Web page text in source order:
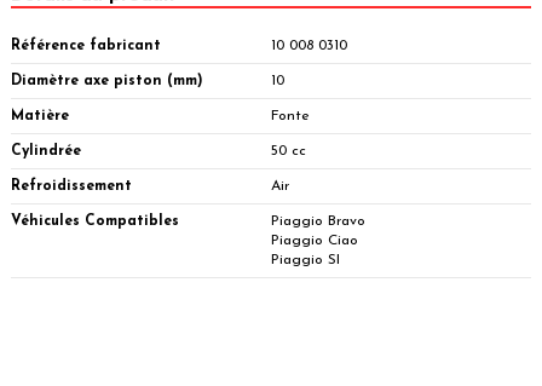
Référence fabricant 10 008 0310
Diamètre axe piston (mm) 10
Matière Fonte
Cylindrée 50 cc
Refroidissement Air
Véhicules Compatibles
Piaggio Bravo
Piaggio Ciao
Piaggio SI